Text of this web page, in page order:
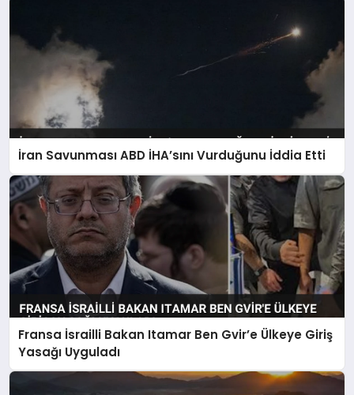
İran Savunması ABD İHA’sını Vurduğunu İddia Etti
Fransa İsrailli Bakan Itamar Ben Gvir’e Ülkeye Giriş
Yasağı Uyguladı